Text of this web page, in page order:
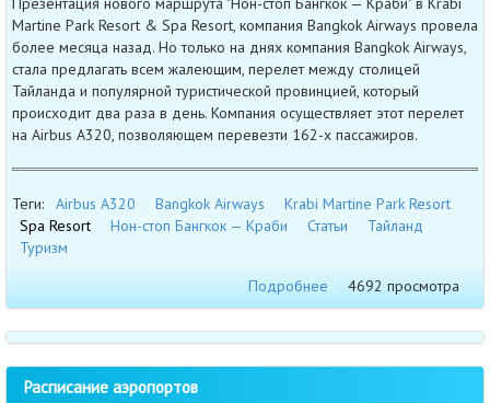
Martine Park Resort & Spa Resort, компания Bangkok Airways провела
более месяца назад. Но только на днях компания Bangkok Airways,
стала предлагать всем жалеющим, перелет между столицей
Тайланда и популярной туристической провинцией, который
происходит два раза в день. Компания осуществляет этот перелет
на Airbus A320, позволяющем перевезти 162-х пассажиров.
Теги: Airbus A320 Bangkok Airways
Krabi Martine Park Resort
Spa Resort
Нон-стоп Бангкок — Краби Статьи
Тайланд
Туризм
Подробнее
4692 просмотра
Расписание аэропортов